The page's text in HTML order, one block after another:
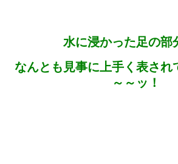
水に浸かった足の部
なんとも見事に上手く表され
～～ッ！